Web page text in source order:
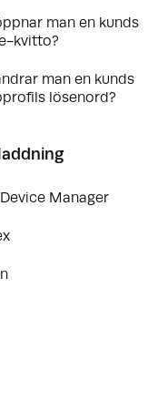
man en kunds
kvitto?
man en kunds
lösenord?
Manager